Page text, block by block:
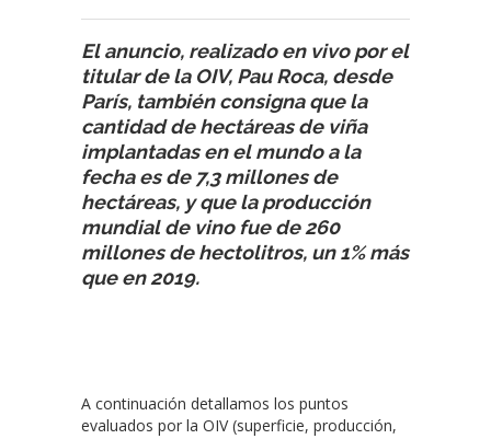
El anuncio, realizado en vivo por el
titular de la OIV, Pau Roca, desde
París, también consigna que la
cantidad de hectáreas de viña
implantadas en el mundo a la
fecha es de 7,3 millones de
hectáreas, y que la producción
mundial de vino fue de 260
millones de hectolitros, un 1% más
que en 2019.
A continuación detallamos los puntos
evaluados por la OIV (superficie, producción,